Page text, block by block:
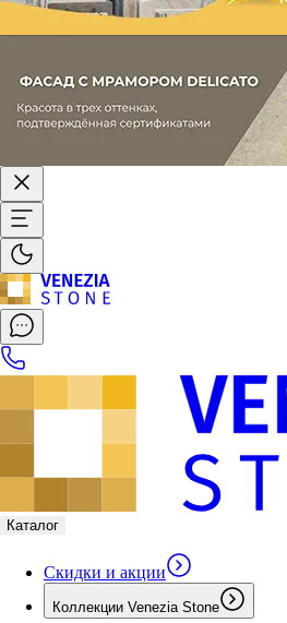
Каталог
Скидки и акции
Коллекции Venezia Stone